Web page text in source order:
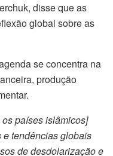
disse que as
global sobre as
se concentra na
produção
países islâmicos]
tendências globais
de desdolarização e